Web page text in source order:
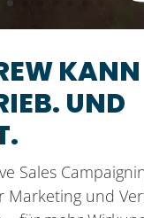
KANN
UND
Sales
Marketing und